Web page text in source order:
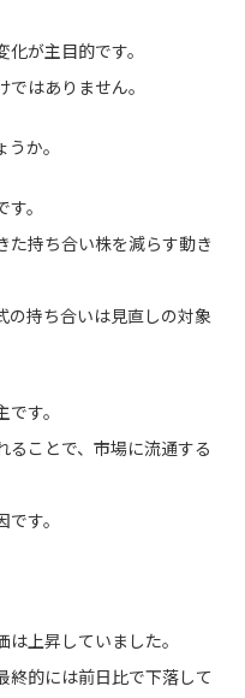
が主目的です。
はありません。
か。
。
た持ち合い株を減らす動き
の持ち合いは見直しの対象
す。
ることで、市場に流通する
す。
上昇していました。
終的には前日比で下落して